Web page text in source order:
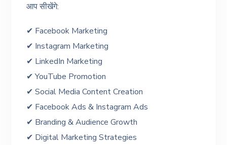
आप सीखेंगे:
✔ Facebook Marketing
✔ Instagram Marketing
✔ LinkedIn Marketing
✔ YouTube Promotion
✔ Social Media Content Creation
✔ Facebook Ads & Instagram Ads
✔ Branding & Audience Growth
✔ Digital Marketing Strategies